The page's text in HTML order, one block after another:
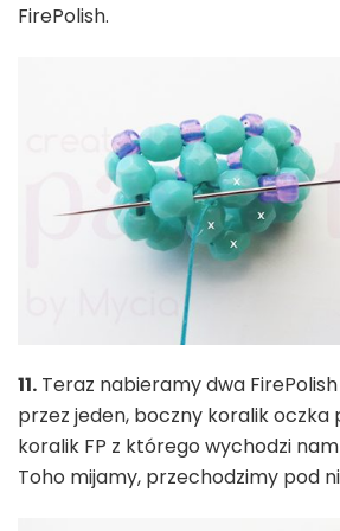
FirePolish.
11. Teraz nabieramy dwa
przez jeden, boczny koralik oczka
koralik FP z którego wychodzi
Toho mijamy, przechodzimy pod